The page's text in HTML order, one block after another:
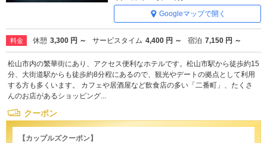
Googleマップで開く
料金 休憩 3,300 円 ～ サービスタイム 4,400 円 ～ 宿泊 7,150 円 ～
松山市内の繁華街にあり、アクセス便利なホテルです。松山市駅から徒歩約15
分、大街道駅からも徒歩約8分程にあるので、観光やデートの拠点として利用
する方も多くいます。 カフェや居酒屋など飲食店の多い「二番町」、たくさ
んのお店があるショッピング...
クーポン
【カップルズクーポン】